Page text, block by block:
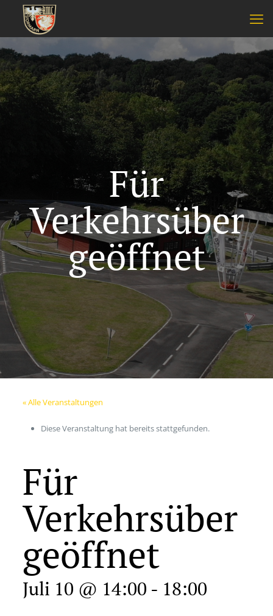
Für
Verkehrsüber
geöffnet
« Alle Veranstaltungen
Diese Veranstaltung hat bereits stattgefunden.
Für
Verkehrsüber
geöffnet
Juli 10 @ 14:00 - 18:00